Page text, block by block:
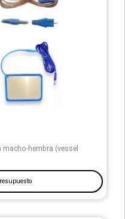
hembra (vessel